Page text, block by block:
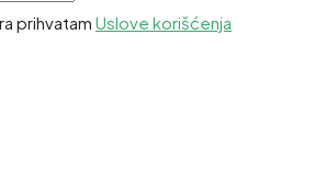
prihvatam Uslove korišćenja